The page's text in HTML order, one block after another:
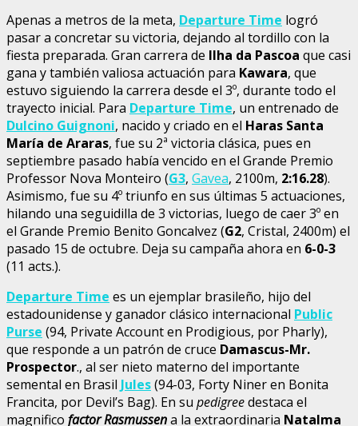
Apenas a metros de la meta, Departure Time logró
pasar a concretar su victoria, dejando al tordillo con la
fiesta preparada. Gran carrera de Ilha da Pascoa que casi
gana y también valiosa actuación para Kawara, que
estuvo siguiendo la carrera desde el 3º, durante todo el
trayecto inicial. Para Departure Time, un entrenado de
Dulcino Guignoni, nacido y criado en el Haras Santa
María de Araras, fue su 2ª victoria clásica, pues en
septiembre pasado había vencido en el Grande Premio
Professor Nova Monteiro (G3, Gavea, 2100m, 2:16.28).
Asimismo, fue su 4º triunfo en sus últimas 5 actuaciones,
hilando una seguidilla de 3 victorias, luego de caer 3º en
el Grande Premio Benito Goncalvez (G2, Cristal, 2400m) el
pasado 15 de octubre. Deja su campaña ahora en 6-0-3
(11 acts.).
Departure Time es un ejemplar brasileño, hijo del
estadounidense y ganador clásico internacional Public
Purse (94, Private Account en Prodigious, por Pharly),
que responde a un patrón de cruce Damascus-Mr.
Prospector., al ser nieto materno del importante
semental en Brasil Jules(94-03, Forty Niner en Bonita
Francita, por Devil’s Bag). En su pedigreedestaca el
magnifico factor Rasmussena la extraordinaria Natalma